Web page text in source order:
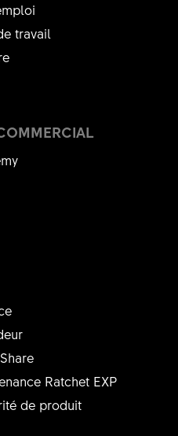
travail
Ratchet EXP
de produit